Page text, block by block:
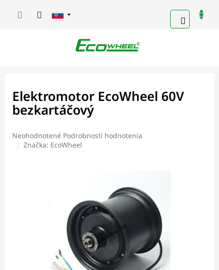
KOŠÍK
Elektromotor EcoWheel 60V
bezkartáčový
Priemerné
hodnotenie
Neohodnotené Podrobnosti hodnotenia
Značka: EcoWheel